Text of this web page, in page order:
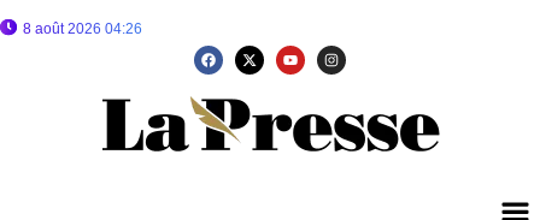
8 août 2026 04:26